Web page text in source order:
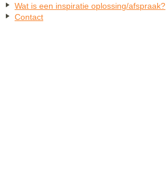
Wat is een inspiratie oplossing/afspraak?
Contact